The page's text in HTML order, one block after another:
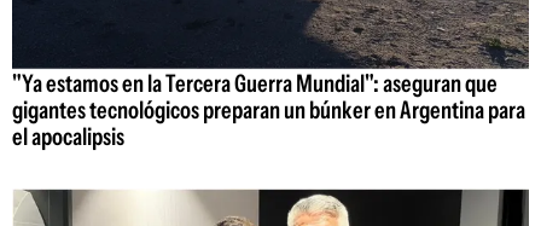
"Ya estamos en la Tercera Guerra Mundial": aseguran que
gigantes tecnológicos preparan un búnker en Argentina para
el apocalipsis